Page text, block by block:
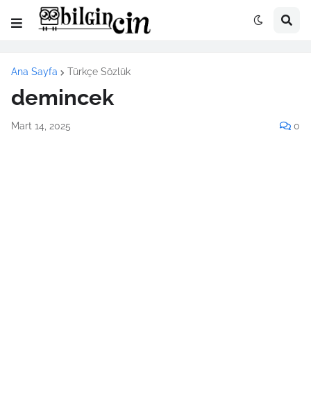
Ana Sayfa Türkçe Sözlük
demincek
Mart 14, 2025 0